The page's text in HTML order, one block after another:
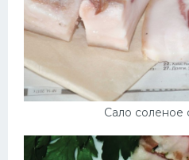
Сало соленое